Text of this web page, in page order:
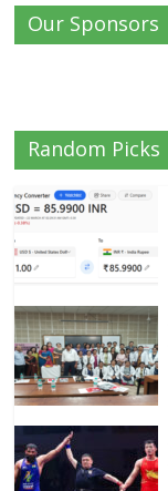
Our Sponsors
Random Picks